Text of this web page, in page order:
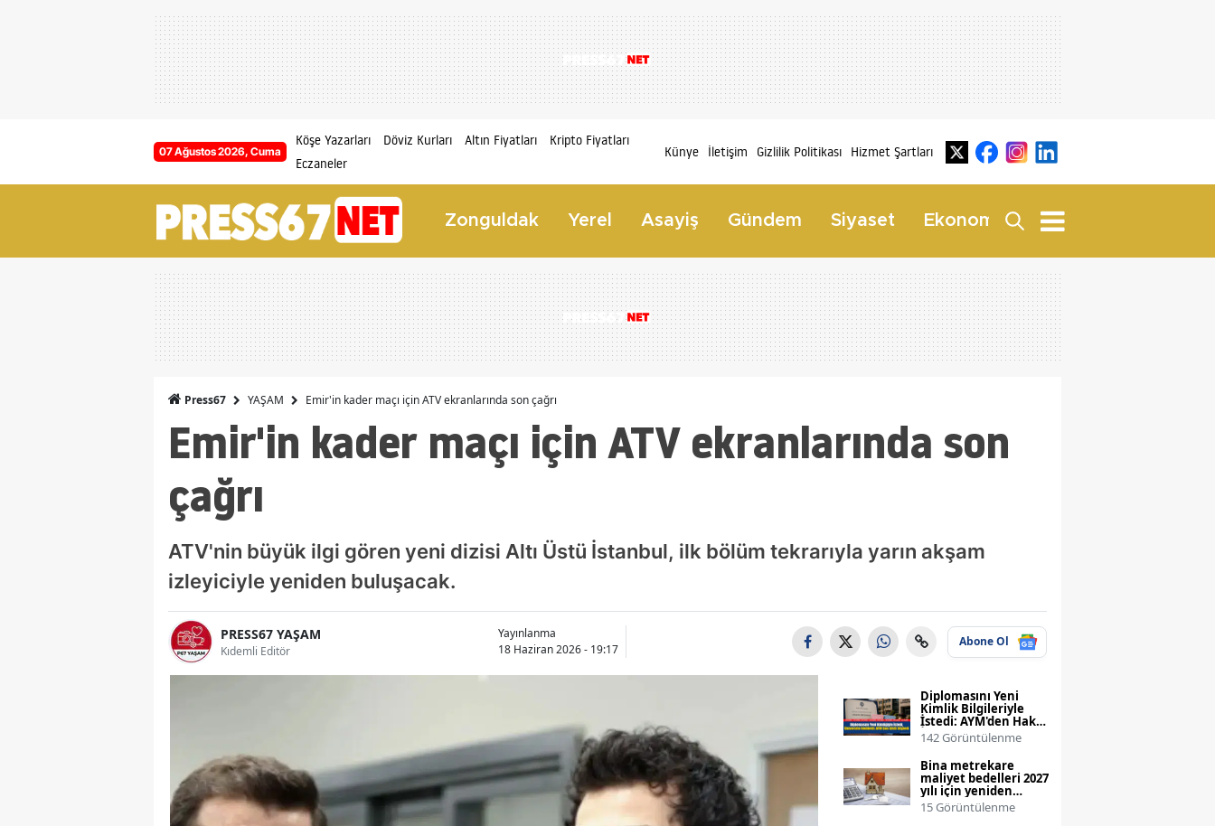
07 Ağustos 2026, Cuma
Köşe Yazarları Döviz Kurları Altın Fiyatları
Kripto Fiyatları
Eczaneler
Künye İletişim Gizlilik Politikası Hizmet Şartları
Zonguldak Yerel Asayiş Gündem Siyaset Ekonomi Yaşam
Press67 YAŞAM Emir'in kader maçı için ATV ekranlarında son çağrı
Emir'in kader maçı için ATV ekranlarında son
çağrı
ATV'nin büyük ilgi gören yeni dizisi Altı Üstü İstanbul, ilk bölüm tekrarıyla yarın akşam
izleyiciyle yeniden buluşacak.
PRESS67 YAŞAM
Kıdemli Editör
Yayınlanma
18 Haziran 2026 - 19:17
Abone Ol
Diplomasını Yeni
Kimlik Bilgileriyle
İstedi: AYM'den Hak
İhlali Kararı
142 Görüntülenme
Bina metrekare
maliyet bedelleri 2027
yılı için yeniden
belirlendi
15 Görüntülenme